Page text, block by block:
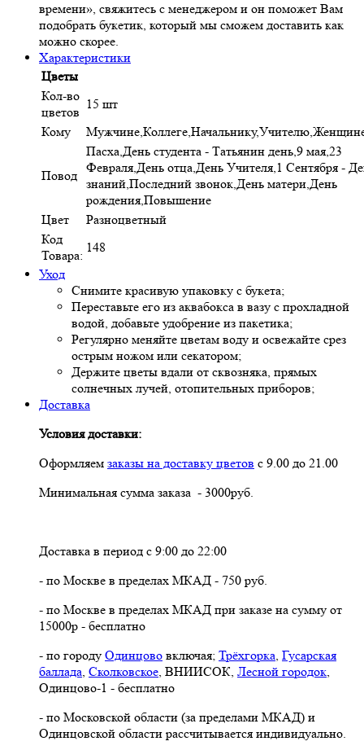
времени», свяжитесь с менеджером и он поможет Вам
подобрать букетик, который мы сможем доставить как
можно скорее.
Характеристики
Цветы
Кол-во
цветов
15 шт
Кому
Повод
Пасха,День студента - Татьянин день,9 мая,23
Февраля,День отца,День Учителя,1 Сентября -
знаний,Последний звонок,День матери,День
рождения,Повышение
Цвет
Разноцветный
Код
Товара:
148
Уход
Снимите красивую упаковку с букета;
Переставьте его из аквабокса в вазу с прохладной
водой, добавьте удобрение из пакетика;
Регулярно меняйте цветам воду и освежайте срез
острым ножом или секатором;
Держите цветы вдали от сквозняка, прямых
солнечных лучей, отопительных приборов;
Доставка
Условия доставки:
Оформляем заказы на доставку цветов с 9.00 до 21.00
Минимальная сумма заказа - 3000руб.
Доставка в период с 9:00 до 22:00
- по Москве в пределах МКАД - 750 руб.
- по Москве в пределах МКАД при заказе на сумму от
15000р - бесплатно
- по городу Одинцово включая; Трёхгорка, Гусарская
баллада, Сколковское, ВНИИСОК, Лесной городок,
Одинцово-1 - бесплатно
- по Московской области (за пределами МКАД) и
Одинцовской области рассчитывается индивидуально.